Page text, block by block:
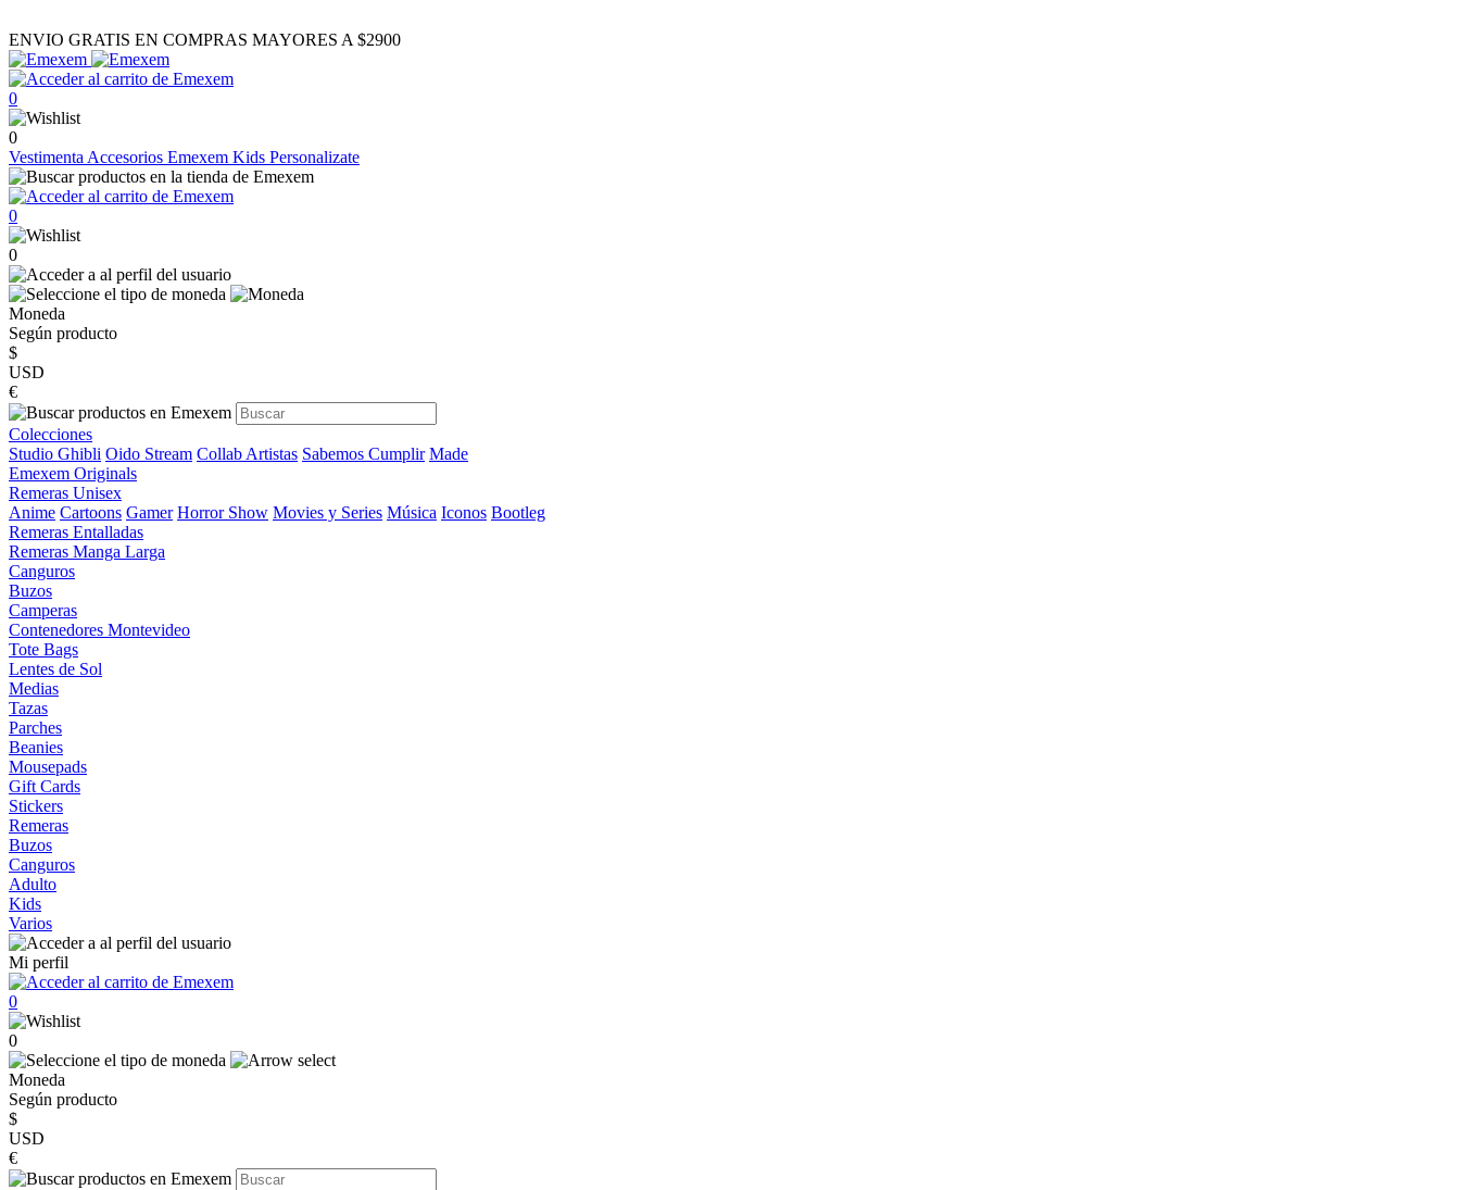
ENVIO GRATIS EN COMPRAS MAYORES A $2900
0
0
Vestimenta Accesorios Emexem Kids Personalizate
0
0
Moneda
Según producto
$
USD
€
Colecciones
Studio Ghibli Oido Stream Collab Artistas Sabemos Cumplir Made
Emexem Originals
Remeras Unisex
Anime Cartoons Gamer Horror Show Movies y Series Música Iconos Bootleg
Remeras Entalladas
Remeras Manga Larga
Canguros
Buzos
Camperas
Contenedores Montevideo
Tote Bags
Lentes de Sol
Medias
Tazas
Parches
Beanies
Mousepads
Gift Cards
Stickers
Remeras
Buzos
Canguros
Adulto
Kids
Varios
Mi perfil
0
0
Moneda
Según producto
$
USD
€